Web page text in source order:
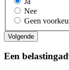
Nee
Geen
Een